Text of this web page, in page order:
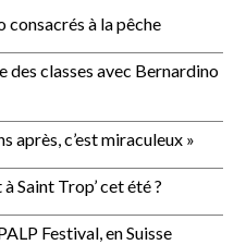
consacrés à la pêche
classes avec Bernardino
après, c’est miraculeux »
Saint Trop’ cet été ?
Festival, en Suisse